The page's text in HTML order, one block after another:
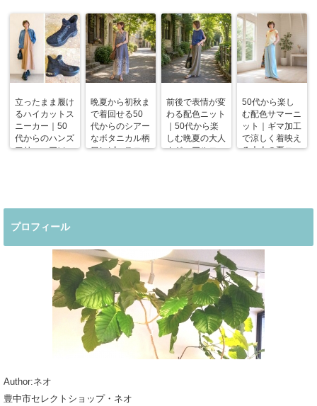
立ったまま履け
るハイカットス
ニーカー｜50
代からのハンズ
フリーエアソー
晩夏から初秋ま
で着回せる50
代からのシアー
なボタニカル柄
ワンピースコー
前後で表情が変
わる配色ニット
｜50代から楽
しむ晩夏の大人
カジュアルコー
50代から楽し
む配色サマーニ
ット｜ギマ加工
で涼しく着映え
る大人の夏コー
プロフィール
Author:ネオ
豊中市セレクトショップ・ネオ